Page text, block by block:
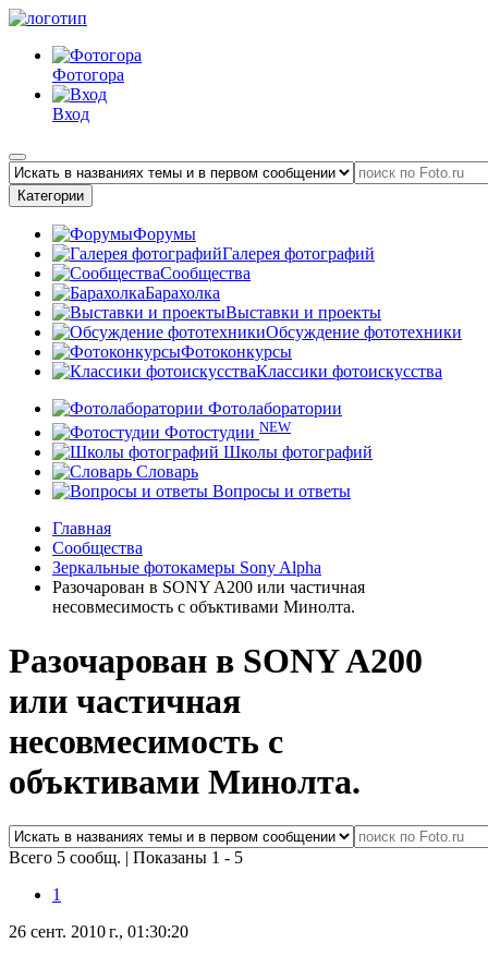
Фотогора
Вход
Категории
Форумы
Галерея фотографий
Сообщества
Барахолка
Выставки и проекты
Обсуждение фототехники
Фотоконкурсы
Классики фотоискусства
Фотолаборатории
Фотостудии NEW
Школы фотографий
Словарь
Вопросы и ответы
Главная
Сообщества
Зеркальные фотокамеры Sony Alpha
Разочарован в SONY A200 или частичная
несовмесимость с объктивами Минолта.
Разочарован в SONY A200
или частичная
несовмесимость с
объктивами Минолта.
Всего 5 сообщ. | Показаны 1 - 5
1
26 сент. 2010 г., 01:30:20